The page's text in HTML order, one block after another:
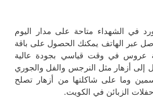
في الشهداء متاحة على مدار اليوم
عبر الهاتف يمكنك الحصول على باقة
عروس في وقت قياسي بجودة عالية
إلى أزهار مثل النرجس والفل والجوري
وما على شاكلتها من أزهار تصلح
حفلات الزبائن في الكويت.